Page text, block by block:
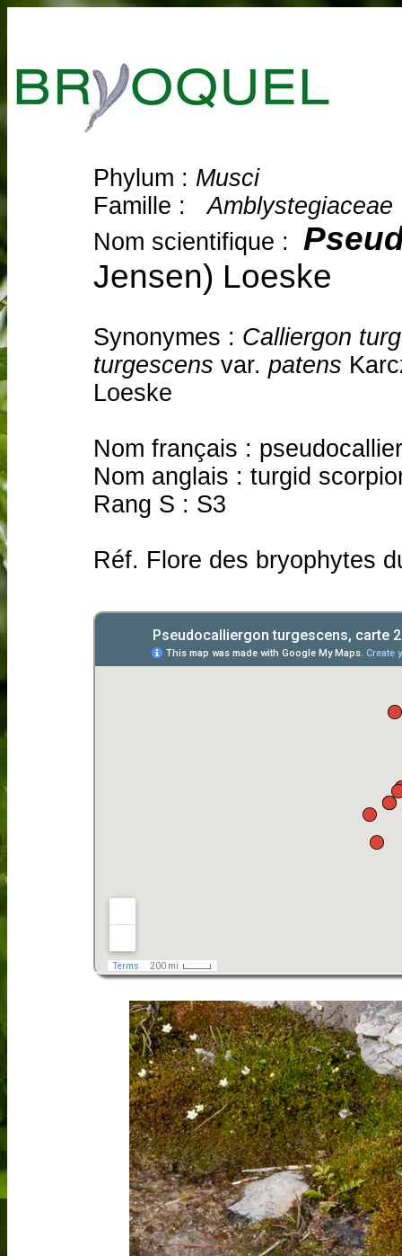
Phylum : Musci
Famille :Amblystegiaceae
Nom scientifique :
Jensen) Loeske
Synonymes : Calliergon
turgescens var. patens
Loeske
Nom français :
Nom anglais : turgid
Rang S : S3
Réf. Flore des bryophytes